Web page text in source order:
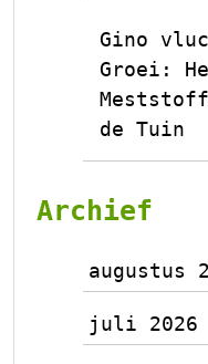
Gino
Groei:
de Tuin
Archief
augustus
juli 2026